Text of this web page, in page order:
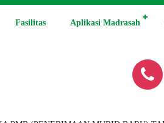
Fasilitas Aplikasi Madrasah